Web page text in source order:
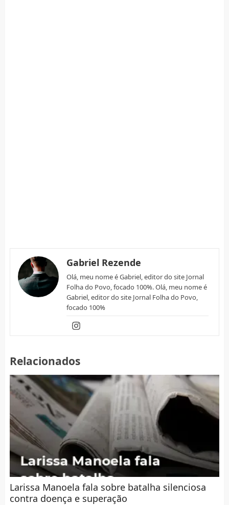
Gabriel Rezende
Olá, meu nome é Gabriel, editor do site Jornal
Folha do Povo, focado 100%. Olá, meu nome é
Gabriel, editor do site Jornal Folha do Povo,
focado 100%
Relacionados
Larissa Manoela fala sobre batalha silenciosa
contra doença e superação